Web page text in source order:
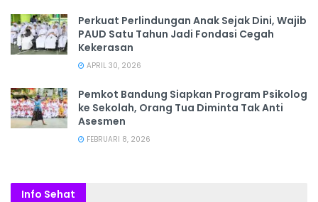
Perkuat Perlindungan Anak Sejak Dini, Wajib
PAUD Satu Tahun Jadi Fondasi Cegah
Kekerasan
APRIL 30, 2026
Pemkot Bandung Siapkan Program Psikolog
ke Sekolah, Orang Tua Diminta Tak Anti
Asesmen
FEBRUARI 8, 2026
Info Sehat